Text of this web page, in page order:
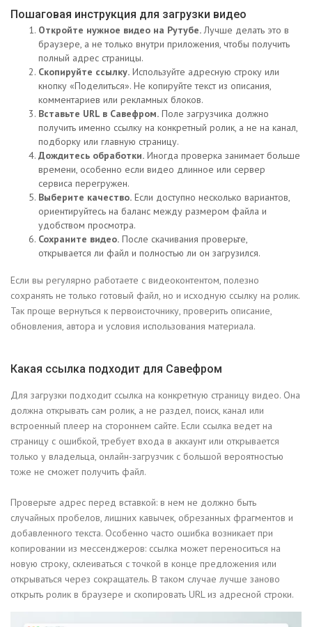
Пошаговая инструкция для загрузки видео
Откройте нужное видео на Рутубе.Лучше делать это в
браузере, а не только внутри приложения, чтобы получить
полный адрес страницы.
Скопируйте ссылку. Используйте адресную строку или
кнопку «Поделиться». Не копируйте текст из описания,
комментариев или рекламных блоков.
Вставьте URL в Савефром. Поле загрузчика должно
получить именно ссылку на конкретный ролик, а не на канал,
подборку или главную страницу.
Дождитесь обработки. Иногда проверка занимает больше
времени, особенно если видео длинное или сервер
сервиса перегружен.
Выберите качество. Если доступно несколько вариантов,
ориентируйтесь на баланс между размером файла и
удобством просмотра.
Сохраните видео. После скачивания проверьте,
открывается ли файл и полностью ли он загрузился.
Если вы регулярно работаете с видеоконтентом, полезно
сохранять не только готовый файл, но и исходную ссылку на ролик.
Так проще вернуться к первоисточнику, проверить описание,
обновления, автора и условия использования материала.
Какая ссылка подходит для Савефром
Для загрузки подходит ссылка на конкретную страницу видео. Она
должна открывать сам ролик, а не раздел, поиск, канал или
встроенный плеер на стороннем сайте. Если ссылка ведет на
страницу с ошибкой, требует входа в аккаунт или открывается
только у владельца, онлайн-загрузчик с большой вероятностью
тоже не сможет получить файл.
Проверьте адрес перед вставкой: в нем не должно быть
случайных пробелов, лишних кавычек, обрезанных фрагментов и
добавленного текста. Особенно часто ошибка возникает при
копировании из мессенджеров: ссылка может переноситься на
новую строку, склеиваться с точкой в конце предложения или
открываться через сокращатель. В таком случае лучше заново
открыть ролик в браузере и скопировать URL из адресной строки.